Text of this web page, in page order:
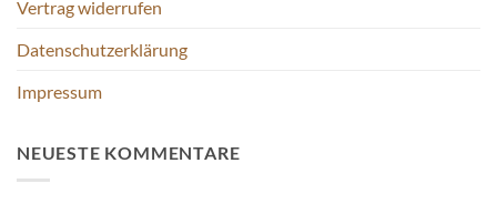
Vertrag widerrufen
Datenschutzerklärung
Impressum
NEUESTE KOMMENTARE